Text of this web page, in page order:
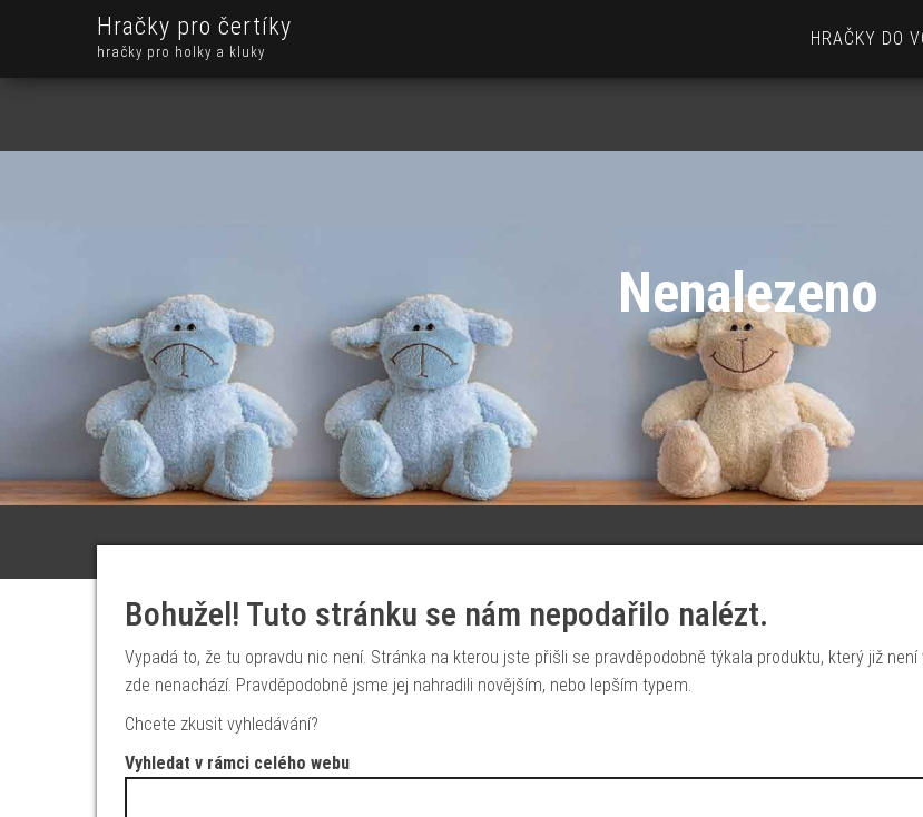
Hračky pro čertíky
hračky pro holky a kluky
HRAČKY DO
Nenalezeno
Bohužel! Tuto stránku se nám nepodařilo nalézt.
Vypadá to, že tu opravdu nic není. Stránka na kterou jste přišli se pravděpodobně týkala produktu, který již
zde nenachází. Pravděpodobně jsme jej nahradili novějším, nebo lepším typem.
Chcete zkusit vyhledávání?
Vyhledat v rámci celého webu